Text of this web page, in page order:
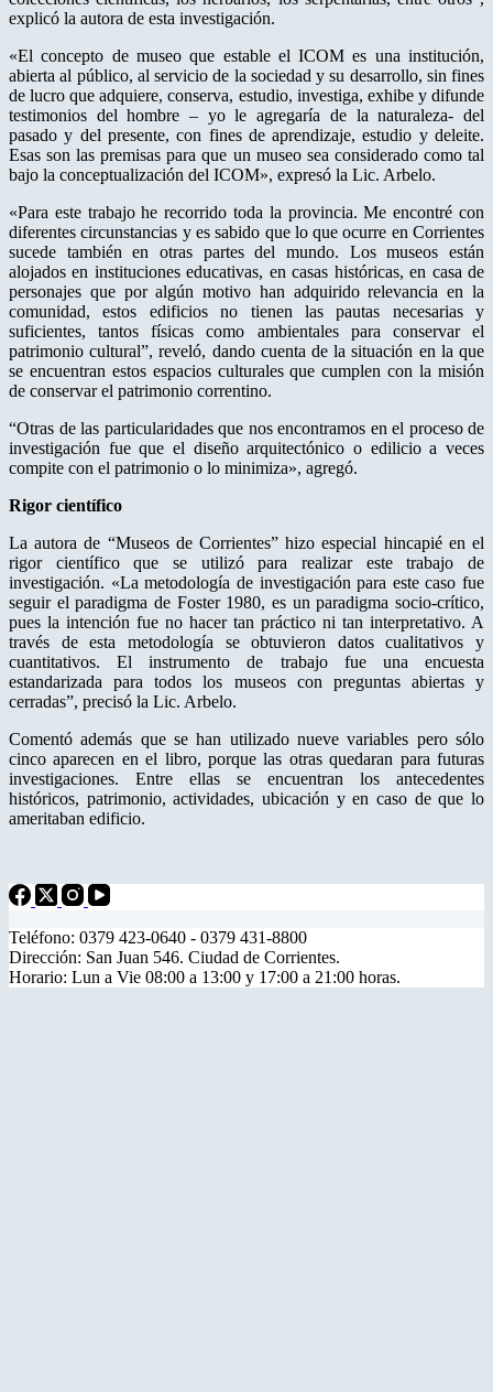
explicó la autora de esta investigación.
«El concepto de museo que estable el ICOM es una institución,
abierta al público, al servicio de la sociedad y su desarrollo, sin fines
de lucro que adquiere, conserva, estudio, investiga, exhibe y difunde
testimonios del hombre – yo le agregaría de la naturaleza- del
pasado y del presente, con fines de aprendizaje, estudio y deleite.
Esas son las premisas para que un museo sea considerado como tal
bajo la conceptualización del ICOM», expresó la Lic. Arbelo.
«Para este trabajo he recorrido toda la provincia. Me encontré con
diferentes circunstancias y es sabido que lo que ocurre en Corrientes
sucede también en otras partes del mundo. Los museos están
alojados en instituciones educativas, en casas históricas, en casa de
personajes que por algún motivo han adquirido relevancia en la
comunidad, estos edificios no tienen las pautas necesarias y
suficientes, tantos físicas como ambientales para conservar el
patrimonio cultural”, reveló, dando cuenta de la situación en la que
se encuentran estos espacios culturales que cumplen con la misión
de conservar el patrimonio correntino.
“Otras de las particularidades que nos encontramos en el proceso de
investigación fue que el diseño arquitectónico o edilicio a veces
compite con el patrimonio o lo minimiza», agregó.
Rigor científico
La autora de “Museos de Corrientes” hizo especial hincapié en el
rigor científico que se utilizó para realizar este trabajo de
investigación. «La metodología de investigación para este caso fue
seguir el paradigma de Foster 1980, es un paradigma socio-crítico,
pues la intención fue no hacer tan práctico ni tan interpretativo. A
través de esta metodología se obtuvieron datos cualitativos y
cuantitativos. El instrumento de trabajo fue una encuesta
estandarizada para todos los museos con preguntas abiertas y
cerradas”, precisó la Lic. Arbelo.
Comentó además que se han utilizado nueve variables pero sólo
cinco aparecen en el libro, porque las otras quedaran para futuras
investigaciones. Entre ellas se encuentran los antecedentes
históricos, patrimonio, actividades, ubicación y en caso de que lo
ameritaban edificio.
Teléfono: 0379 423-0640 - 0379 431-8800
Dirección: San Juan 546. Ciudad de Corrientes.
Horario: Lun a Vie 08:00 a 13:00 y 17:00 a 21:00 horas.